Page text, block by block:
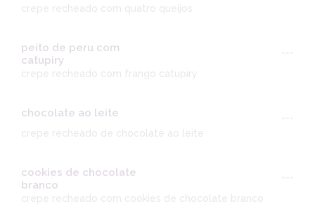
crepe recheado com quatro queijos
peito de peru com
catupiry
---
crepe recheado com frango catupiry
chocolate ao leite
---
crepe recheado de chocolate ao leite
cookies de chocolate
branco
---
crepe recheado com cookies de chocolate branco